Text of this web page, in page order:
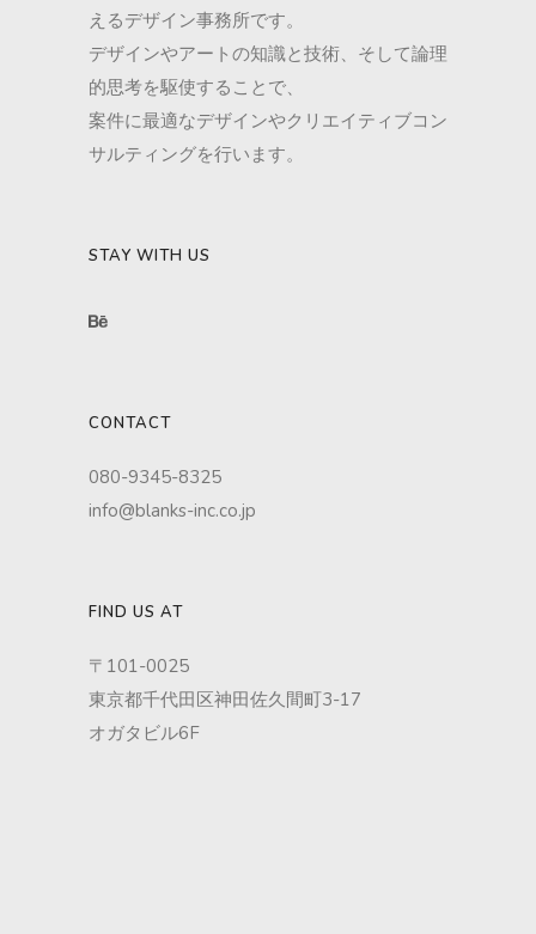
えるデザイン事務所です。
デザインやアートの知識と技術、そして論理
的思考を駆使することで、
案件に最適なデザインやクリエイティブコン
サルティングを行います。
STAY WITH US
CONTACT
080-9345-8325
info@blanks-inc.co.jp
FIND US AT
〒101-0025
東京都千代田区神田佐久間町3-17
オガタビル6F